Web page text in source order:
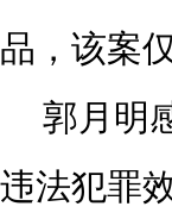
品，该案
郭月明
违法犯罪